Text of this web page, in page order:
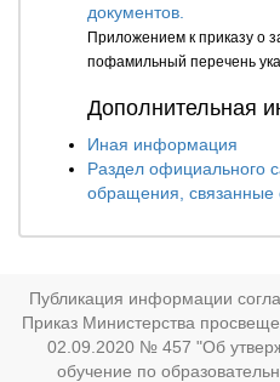
документов.
Приложением к приказу о
пофамильный перечень
Дополнительная
Иная информация
Раздел официального
обращения,
Публикация информации
Приказ Министерства
02.09.2020 № 457 "Об
обучение по